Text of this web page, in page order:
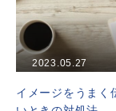
れな LED照明の